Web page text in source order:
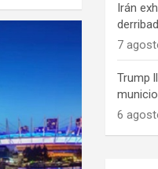
Irán
7
Trump
6